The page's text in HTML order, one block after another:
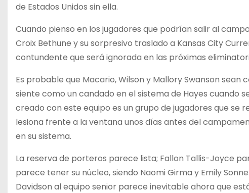
de Estados Unidos sin ella.
Cuando pienso en los jugadores que podrían salir al
Croix Bethune y su sorpresivo traslado a Kansas City
contundente que será ignorada en las próximas
Es probable que Macario, Wilson y Mallory Swanson
siente como un candado en el sistema de Hayes cuando
creado con este equipo es un grupo de jugadores que se
lesiona frente a la ventana unos días antes del
en su sistema.
La reserva de porteros parece lista; Fallon Tallis-Joyce
parece tener su núcleo, siendo Naomi Girma y Emily
Davidson al equipo senior parece inevitable ahora que